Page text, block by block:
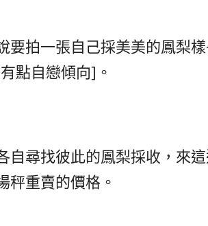
要拍一張自己採美美的鳳梨
點自戀傾向]。
自尋找彼此的鳳梨採收，來
秤重賣的價格。